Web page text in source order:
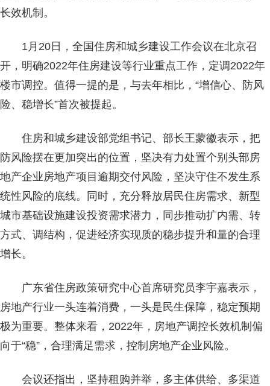
长效机制。
1月20日，全国住房和城乡建设工作会议在北京召
开，明确2022年住房建设等行业重点工作，定调2022年
楼市调控。值得一提的是，与去年相比，“增信心、防风
险、稳增长”首次被提起。
住房和城乡建设部党组书记、部长王蒙徽表示，把
防风险摆在更加突出的位置，坚决有力处置个别头部房
地产企业房地产项目逾期交付风险，坚决守住不发生系
统性风险的底线。同时，充分释放居民住房需求、新型
城市基础设施建设投资需求潜力，同步推动扩内需、转
方式、调结构，促进经济实现质的稳步提升和量的合理
增长。
广东省住房政策研究中心首席研究员李宇嘉表示，
房地产行业一头连着消费，一头是民生保障，稳定预期
极为重要。整体来看，2022年，房地产调控长效机制偏
向于“稳”，合理满足需求，控制房地产企业风险。
会议还指出，坚持租购并举，多主体供给、多渠道